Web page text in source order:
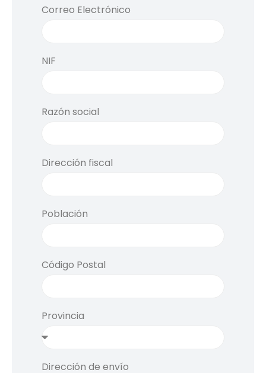
Correo Electrónico
NIF
Razón social
Dirección fiscal
Población
Código Postal
Provincia
Dirección de envío